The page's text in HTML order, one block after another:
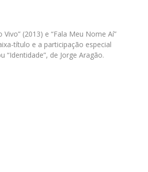
(2013) e “Fala Meu Nome Aí”
título e a participação especial
“Identidade”, de Jorge Aragão.